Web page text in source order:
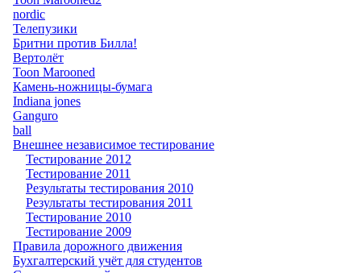
nordic
Телепузики
Бритни против Билла!
Вертолёт
Toon Marooned
Камень-ножницы-бумага
Indiana jones
Ganguro
ball
Внешнее независимое тестирование
Тестирование 2012
Тестирование 2011
Результаты тестирования 2010
Результаты тестирования 2011
Тестирование 2010
Тестирование 2009
Правила дорожного движения
Бухгалтерский учёт для студентов